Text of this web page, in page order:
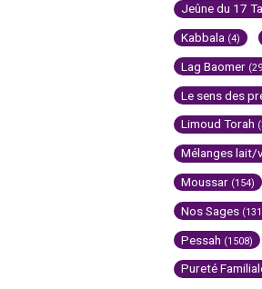
Jeûne du 17
Kabbala (4)
Lag Baomer
Le sens des
Limoud Torah
Mélanges lait/
Moussar (154)
Nos Sages
Pessah (1508)
Pureté